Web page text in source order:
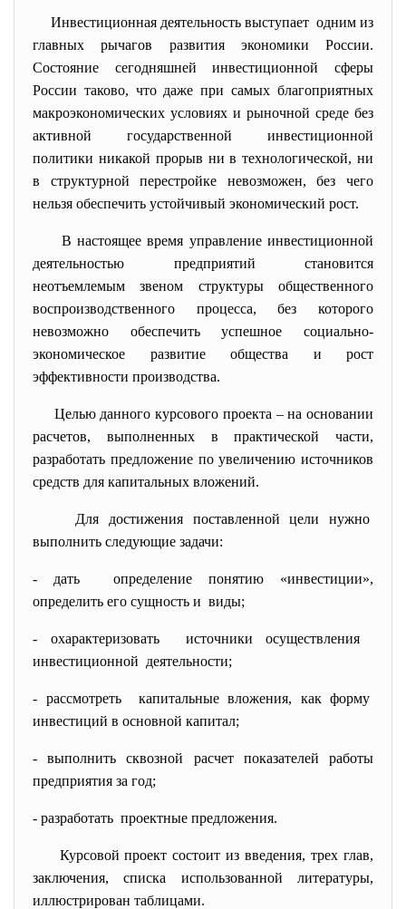
Инвестиционная деятельность выступает одним из
главных рычагов развития экономики России.
Состояние сегодняшней инвестиционной сферы
России таково, что даже при самых благоприятных
макроэкономических условиях и рыночной среде без
активной государственной инвестиционной
политики никакой прорыв ни в технологической, ни
в структурной перестройке невозможен, без чего
нельзя обеспечить устойчивый экономический рост.
В настоящее время управление инвестиционной
деятельностью предприятий становится
неотъемлемым звеном структуры общественного
воспроизводственного процесса, без которого
невозможно обеспечить успешное социально-
экономическое развитие общества и рост
эффективности производства.
Целью данного курсового проекта – на основании
расчетов, выполненных в практической части,
разработать предложение по увеличению источников
средств для капитальных вложений.
Для достижения поставленной цели нужно
выполнить следующие задачи:
- дать определение понятию «инвестиции»,
определить его сущность и виды;
- охарактеризовать источники осуществления
инвестиционной деятельности;
- рассмотреть капитальные вложения, как форму
инвестиций в основной капитал;
- выполнить сквозной расчет показателей работы
предприятия за год;
- разработать проектные предложения.
Курсовой проект состоит из введения, трех глав,
заключения, списка использованной литературы,
иллюстрирован таблицами.